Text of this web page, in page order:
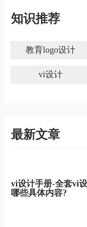
知识推荐
教育logo设计
vi设计
最新文章
vi设计手册-全套vi
哪些具体内容?